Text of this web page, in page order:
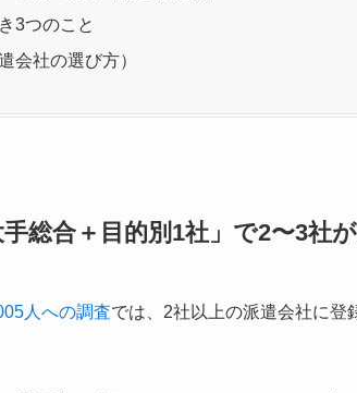
3つのこと
会社の選び方）
総合＋目的別1社」で2〜3社
人への調査では、2社以上の派遣会社に登